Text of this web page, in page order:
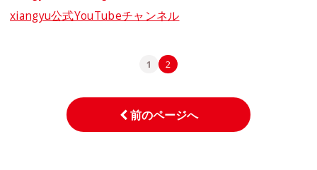
xiangyu公式YouTubeチャンネル
1 2
前のページへ